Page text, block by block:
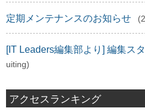
定期メンテナンスのお知らせ
[IT Leaders編集部より] 編集ス
uiting)
アクセスランキング